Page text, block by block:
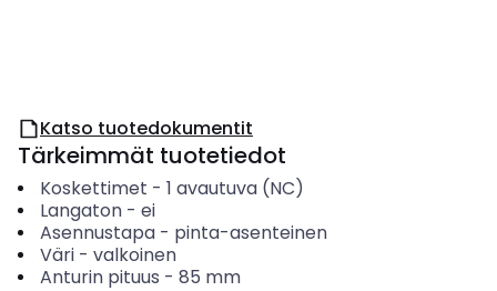
Katso tuotedokumentit
Tärkeimmät tuotetiedot
Koskettimet - 1 avautuva (NC)
Langaton- ei
Asennustapa- pinta-asenteinen
Väri- valkoinen
Anturin pituus - 85 mm